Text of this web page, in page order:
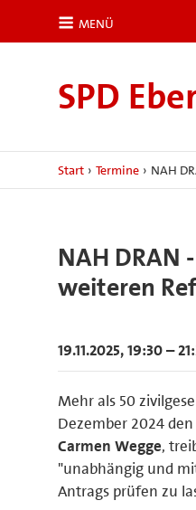
MENÜ
SPD
Start › Termine › NAH
NAH DRAN
weiteren
19.11.2025, 19:30 –
Mehr als 50
Dezember 2024
Carmen Wegge,
"unabhängig und
Antrags prüfen zu